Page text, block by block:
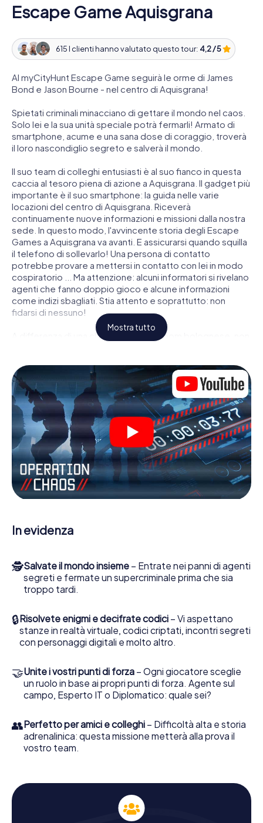
Escape Game Aquisgrana
615 I clienti hanno valutato questo tour: 4,2 / 5
Al myCityHunt Escape Game seguirà le orme di James
Bond e Jason Bourne - nel centro di Aquisgrana!
Spietati criminali minacciano di gettare il mondo nel caos.
Solo lei e la sua unità speciale potrà fermarli! Armato di
smartphone, acume e una sana dose di coraggio, troverà
il loro nascondiglio segreto e salverà il mondo.
Il suo team di colleghi entusiasti è al suo fianco in questa
caccia al tesoro piena di azione a Aquisgrana. Il gadget più
importante è il suo smartphone: la guida nelle varie
locazioni del centro di Aquisgrana. Riceverà
continuamente nuove informazioni e missioni dalla nostra
sede. In questo modo, l'avvincente storia degli Escape
Games a Aquisgrana va avanti. E assicurarsi quando squilla
il telefono di sollevarlo! Una persona di contatto
potrebbe provare a mettersi in contatto con lei in modo
cospiratorio ... Ma attenzione: alcuni informatori si rivelano
agenti che fanno doppio gioco e alcune informazioni
come indizi sbagliati. Stia attento e soprattutto: non
fidarsi di nessuno!
A differenza di una classica Escape Room bolognese, non
dichiara che tutta Aquisgrana è il suo campo di gioco
personale! Il requisito tecnico per la sua avventura da
agente a Aquisgrana é uno smartphone con accesso a
Internet mobile. Un clic le dà accesso alla nostra app web.
Non è necessario installare nulla per essere trascinati
nell'azione da video interattivi, minigiochi complicati e
molte altre funzionalità.
Lavori insieme con una squadra, origli le spie nemiche e
porti gli ufficiali di collegamento dalla sua parte. In questo
Escape Game a Aquisgrana lei e la sua squadra dovete
essere pronti a fermare i cattivi. A differenza di James
la sua squadra sarete immortalati nel punteggio più alto
del Aquisgrana e avrete accesso alla vostra personale
biglietti nel mondo dello spionaggio e degli agenti
segreti e trasformi Aquisgrana in un'Escape Room
all'aperto!
Mostra tutto
In evidenza
🕵Salvate il mondo insieme – Entrate nei panni di agenti
segreti e fermate un supercriminale prima che sia
troppo tardi.
🔒Risolvete enigmi e decifrate codici – Vi aspettano
stanze in realtà virtuale, codici criptati, incontri segreti
con personaggi digitali e molto altro.
🤝Unite i vostri punti di forza – Ogni giocatore sceglie
un ruolo in base ai propri punti di forza. Agente sul
campo, Esperto IT o Diplomatico: quale sei?
👥Perfetto per amici e colleghi – Difficoltà alta e storia
adrenalinica: questa missione metterà alla prova il
vostro team.